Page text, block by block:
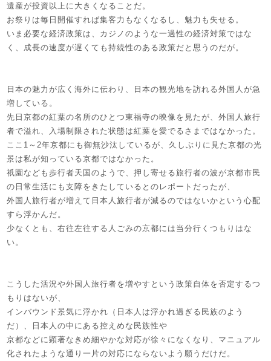
遺産が投資以上に大きくなることだ。
お祭りは毎日開催すれば集客力もなくなるし、魅力も失せる。
いま必要な経済政策は、カジノのような一過性の経済対策ではな
く、成長の速度が遅くても持続性のある政策だと思うのだが。
日本の魅力が広く海外に伝わり、日本の観光地を訪れる外国人が急
増している。
先日京都の紅葉の名所のひとつ東福寺の映像を見たが、外国人旅行
者で溢れ、入場制限された状態は紅葉を愛でるさまではなかった。
ここ1～2年京都にも御無沙汰しているが、久しぶりに見た京都の光
景は私が知っている京都ではなかった。
祇園なども歩行者天国のようで、押し寄せる旅行者の波が京都市民
の日常生活にも支障をきたしているとのレポートだったが、
外国人旅行者が増えて日本人旅行者が減るのではないかという心配
すら浮かんだ。
少なくとも、右往左往する人ごみの京都には当分行くつもりはな
い。
こうした活況や外国人旅行者を増やすという政策自体を否定するつ
もりはないが、
インバウンド景気に浮かれ（日本人は浮かれ過ぎる民族のよう
だ）、日本人の中にある控えめな民族性や
京都などに顕著なきめ細やかな対応が徐々になくなり、マニュアル
化されたような通り一片の対応にならないよう願うだけだ。